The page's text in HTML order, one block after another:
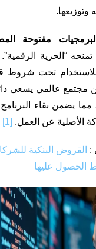
البرمجيات مفتوحة
تمنحه “الحرية
تحت شروط
مجتمع عالمي يسعى
مما يضمن بقاء
الأصلية عن العمل. [1]
: القروض البنكية
الحصول عليها